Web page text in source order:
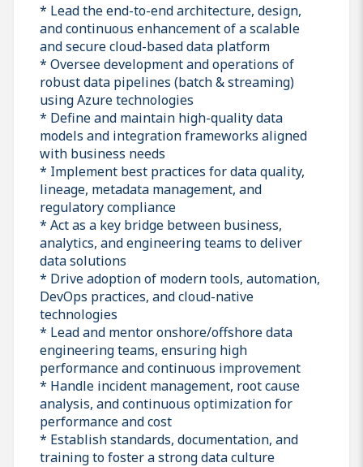
* Lead the end-to-end architecture, design,
and continuous enhancement of a scalable
and secure cloud-based data platform
* Oversee development and operations of
robust data pipelines (batch & streaming)
using Azure technologies
* Define and maintain high-quality data
models and integration frameworks aligned
with business needs
* Implement best practices for data quality,
lineage, metadata management, and
regulatory compliance
* Act as a key bridge between business,
analytics, and engineering teams to deliver
data solutions
* Drive adoption of modern tools, automation,
DevOps practices, and cloud-native
technologies
* Lead and mentor onshore/offshore data
engineering teams, ensuring high
performance and continuous improvement
* Handle incident management, root cause
analysis, and continuous optimization for
performance and cost
* Establish standards, documentation, and
training to foster a strong data culture